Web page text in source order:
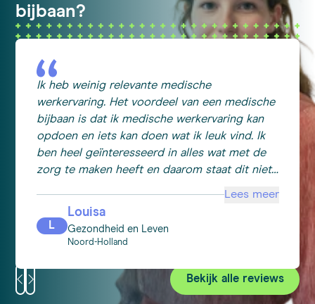
bijbaan?
Ik heb weinig relevante medische
werkervaring. Het voordeel van een medische
bijbaan is dat ik medische werkervaring kan
opdoen en iets kan doen wat ik leuk vind. Ik
ben heel geïnteresseerd in alles wat met de
zorg te maken heeft en daarom staat dit niet
ook goede ervaringen op waar ik persoonlijk
veel waarde aan hecht. Ik ben tot nu toe heel
tevreden over Medigo. Het biedt niet alleen
als medisch student. Ik ben benieuwd over
het verdere mogelijke werk!
Lees meer
L
Louisa
Gezondheid en Leven
Noord-Holland
Bekijk alle reviews